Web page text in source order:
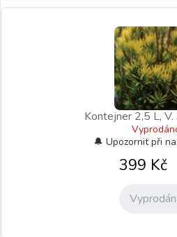
Kontejner 2,5 L,
399 Kč